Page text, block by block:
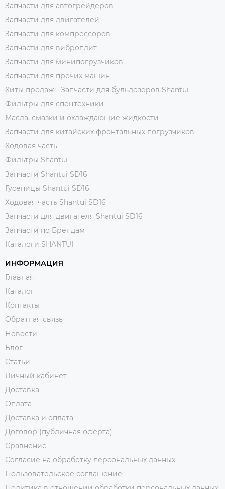
Запчасти для автогрейдеров
Запчасти для двигателей
Запчасти для компрессоров
Запчасти для виброплит
Запчасти для минипогрузчиков
Запчасти для прочих машин
Хиты продаж - Запчасти для бульдозеров Shantui
Фильтры для спецтехники
Масла, смазки и охлаждающие жидкости
Запчасти для китайских фронтальных погрузчиков
Ходовая часть
Фильтры Shantui
Запчасти Shantui SD16
Гусеницы Shantui SD16
Ходовая часть Shantui SD16
Запчасти для двигателя Shantui SD16
Запчасти по Брендам
Каталоги SHANTUI
ИНФОРМАЦИЯ
Главная
Каталог
Контакты
Обратная связь
Новости
Блог
Статьи
Личный кабинет
Доставка
Оплата
Доставка и оплата
Договор (публичная оферта)
Сравнение
Согласие на обработку персональных данных
Пользовательское соглашение